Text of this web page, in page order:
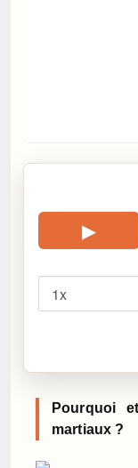
▶
Pourquoi
martiaux ?